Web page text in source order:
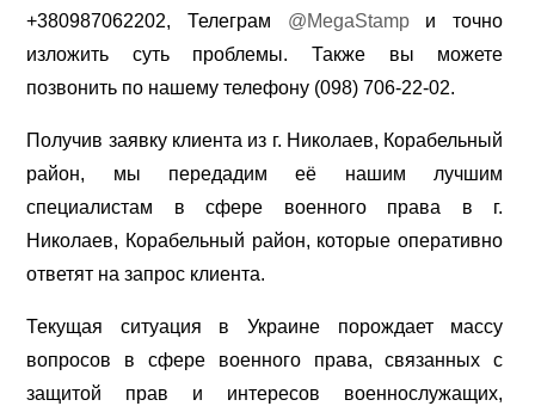
+380987062202, Телеграм @MegaStampи точно
изложить суть проблемы. Также вы можете
позвонить по нашему телефону (098) 706-22-02.
Получив заявку клиента из г. Николаев, Корабельный
район, мы передадим её нашим лучшим
специалистам в сфере военного права в г.
Николаев, Корабельный район, которые оперативно
ответят на запрос клиента.
Текущая ситуация в Украине порождает массу
вопросов в сфере военного права, связанных с
защитой прав и интересов военнослужащих,